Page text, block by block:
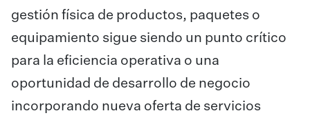
gestión física de productos, paquetes o
equipamiento sigue siendo un punto crítico
para la eficiencia operativa o una
oportunidad de desarrollo de negocio
incorporando nueva oferta de servicios